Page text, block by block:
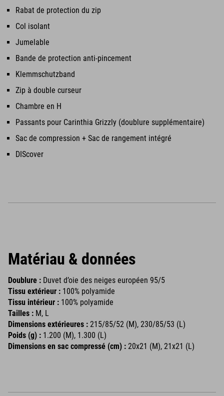
Rabat de protection du zip
Col isolant
Jumelable
Bande de protection anti-pincement
Klemmschutzband
Zip à double curseur
Chambre en H
Passants pour Carinthia Grizzly (doublure supplémentaire)
Sac de compression + Sac de rangement intégré
DIScover
Matériau & données
Doublure : Duvet d’oie des neiges européen 95/5
Tissu extérieur : 100% polyamide
Tissu intérieur : 100% polyamide
Tailles : M, L
Dimensions extérieures : 215/85/52 (M), 230/85/53 (L)
Poids (g) : 1.200 (M), 1.300 (L)
Dimensions en sac compressé (cm) : 20x21 (M), 21x21 (L)